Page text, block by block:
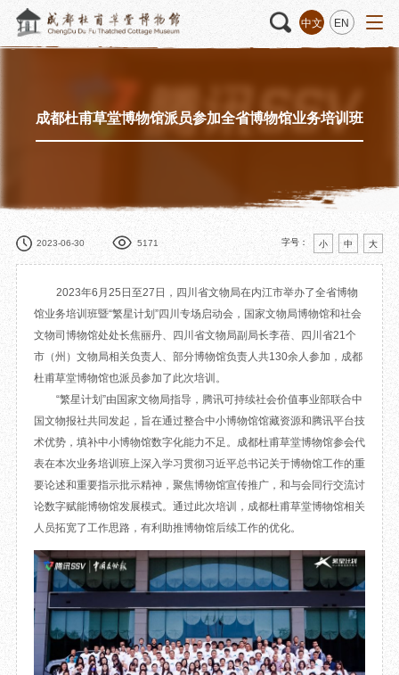
中文 EN
请
活动 “人日游草堂”系列文化活动 藏品 藏品概述
数字资源
捐赠名录
文创 杜甫草堂文创馆
文创精品
数字文创
IP授权
草堂艺术中心
文创咨询
大廨
诗史堂
柴门
工部祠
少陵草堂碑亭
茅屋景区
红墙花径
草堂影壁
千诗碑
成都杜甫草堂博物馆派员参加全省博物馆业务培训班
2023-06-30 5171 字号： 小 中 大
2023年6月25日至27日，四川省文物局在内江市举办了全省博物
馆业务培训班暨“繁星计划”四川专场启动会，国家文物局博物馆和社会
文物司博物馆处处长焦丽丹、四川省文物局副局长李蓓、四川省21个
市（州）文物局相关负责人、部分博物馆负责人共130余人参加，成都
杜甫草堂博物馆也派员参加了此次培训。
“繁星计划”由国家文物局指导，腾讯可持续社会价值事业部联合中
国文物报社共同发起，旨在通过整合中小博物馆馆藏资源和腾讯平台技
术优势，填补中小博物馆数字化能力不足。成都杜甫草堂博物馆参会代
表在本次业务培训班上深入学习贯彻习近平总书记关于博物馆工作的重
要论述和重要指示批示精神，聚焦博物馆宣传推广，和与会同行交流讨
论数字赋能博物馆发展模式。通过此次培训，成都杜甫草堂博物馆相关
人员拓宽了工作思路，有利助推博物馆后续工作的优化。